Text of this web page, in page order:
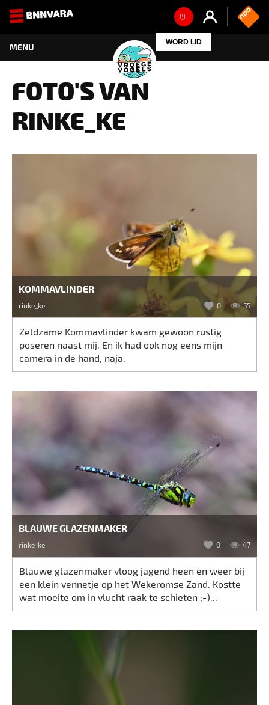
FOTO'S VAN
RINKE_KE
KOMMAVLINDER
rinke_ke 0 55
Zeldzame Kommavlinder kwam gewoon rustig
poseren naast mij. En ik had ook nog eens mijn
camera in de hand, naja.
BLAUWE GLAZENMAKER
rinke_ke 0 47
Blauwe glazenmaker vloog jagend heen en weer bij
een klein vennetje op het Wekeromse Zand. Kostte
wat moeite om in vlucht raak te schieten ;-)...